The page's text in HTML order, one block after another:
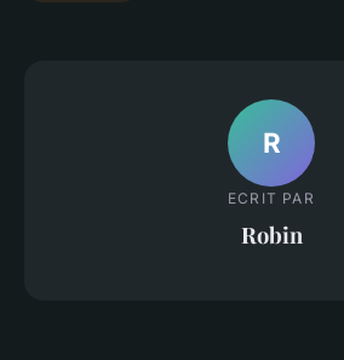
R
ECRIT PAR
Robin